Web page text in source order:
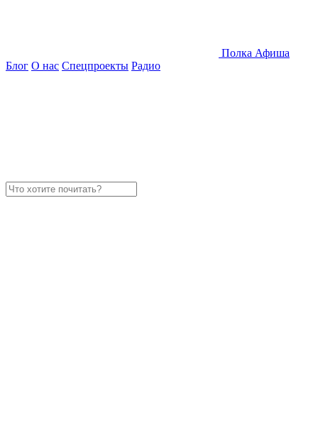
Полка Афиша
Блог О нас Спецпроекты Радио